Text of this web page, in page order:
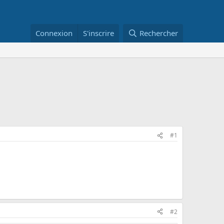
Connexion S'inscrire Rechercher
#1
#2